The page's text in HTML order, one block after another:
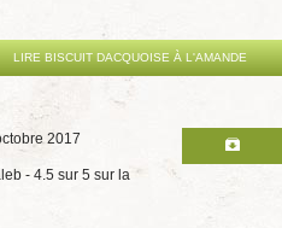
LIRE BISCUIT DACQUOISE À L'AMANDE
2017
- 4.5 sur 5 sur la